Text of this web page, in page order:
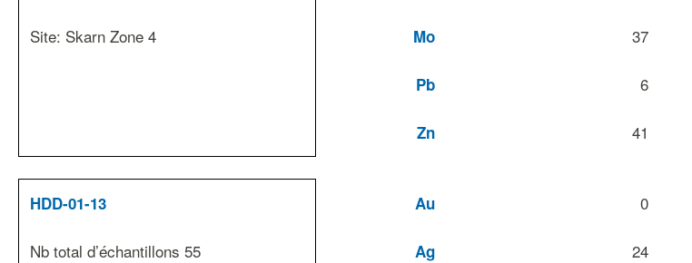
Site: Skarn Zone 4 Mo 37
Pb 6
Zn 41
HDD-01-13 Au 0
Nb total d’échantillons 55 Ag 24